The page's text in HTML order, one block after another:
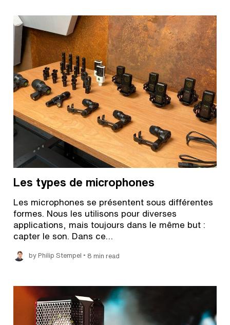
Les types de microphones
Les microphones se présentent sous différentes
formes. Nous les utilisons pour diverses
applications, mais toujours dans le même but :
capter le son. Dans ce…
by Philip Stempel • 8 min read